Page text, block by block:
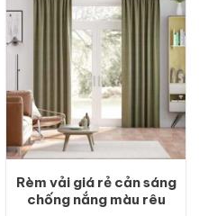
Rèm vải giá rẻ cản sáng
chống nắng màu rêu